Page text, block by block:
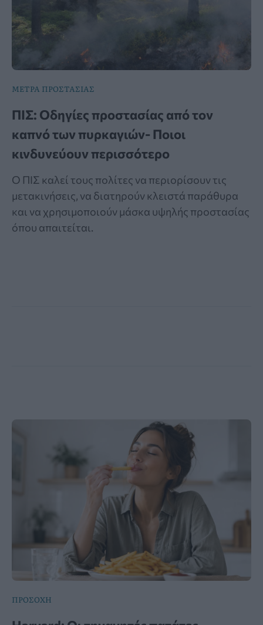
ΜΕΤΡΑ ΠΡΟΣΤΑΣΙΑΣ
ΠΙΣ: Οδηγίες προστασίας από τον
καπνό των πυρκαγιών- Ποιοι
κινδυνεύουν περισσότερο
Ο ΠΙΣ καλεί τους πολίτες να περιορίσουν τις
μετακινήσεις, να διατηρούν κλειστά παράθυρα
και να χρησιμοποιούν μάσκα υψηλής προστασίας
όπου απαιτείται.
ΠΡΟΣΟΧΗ